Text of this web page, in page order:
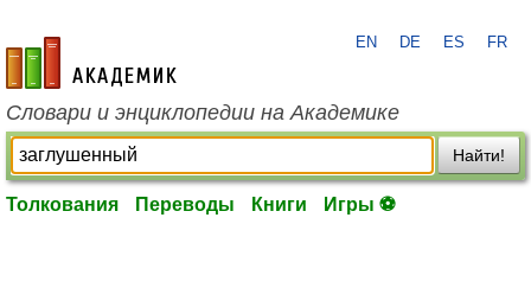
academic.ru
EN DE ES FR
Словари и энциклопедии на Академике
Найти!
Толкования Переводы Книги Игры ⚽